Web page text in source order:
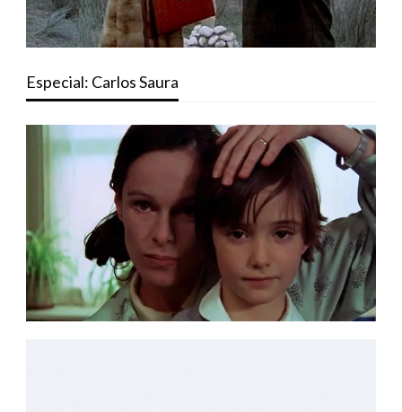
Especial: Carlos Saura